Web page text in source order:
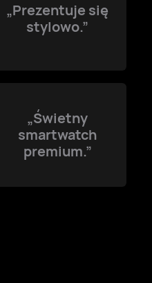
„Prezentuje się
stylowo.”
„Świetny
smartwatch
premium.”